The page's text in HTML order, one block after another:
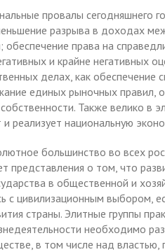
провалы сегодняшнего
разрыва в доходах
права на
и крайне негативных
делах, как
единых рыночных правил,
Также велико в
реализует национальную
большинство во всех
представления о том, что
в общественной и
с цивилизационным выбором,
страны. Элитные группы
необходимо
в том числе над властью,